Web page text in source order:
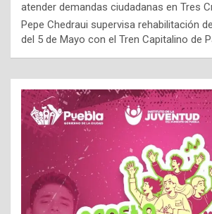
atender demandas ciudadanas en Tres
Pepe Chedraui supervisa rehabilitación
del 5 de Mayo con el Tren Capitalino de